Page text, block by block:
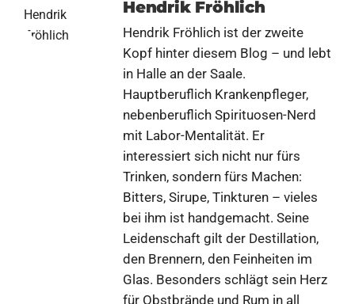
Hendrik Fröhlich
Hendrik Fröhlich ist der zweite
Kopf hinter diesem Blog – und lebt
in Halle an der Saale.
Hauptberuflich Krankenpfleger,
nebenberuflich Spirituosen-Nerd
mit Labor-Mentalität. Er
interessiert sich nicht nur fürs
Trinken, sondern fürs Machen:
Bitters, Sirupe, Tinkturen – vieles
bei ihm ist handgemacht. Seine
Leidenschaft gilt der Destillation,
den Brennern, den Feinheiten im
Glas. Besonders schlägt sein Herz
für Obstbrände und Rum in all